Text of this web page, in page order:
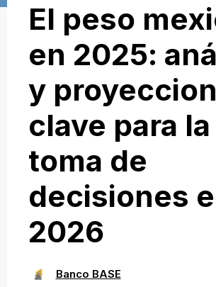
El peso
en 2025:
y
clave para la
toma de
decisiones
2026
Banco BASE